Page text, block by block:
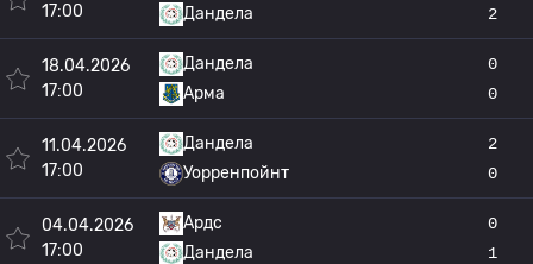
17:00
Дандела
2
18.04.2026
17:00
Дандела
Арма
0
0
11.04.2026
17:00
Дандела
Уорренпойнт
2
0
04.04.2026
17:00
Ардс
Дандела
0
1